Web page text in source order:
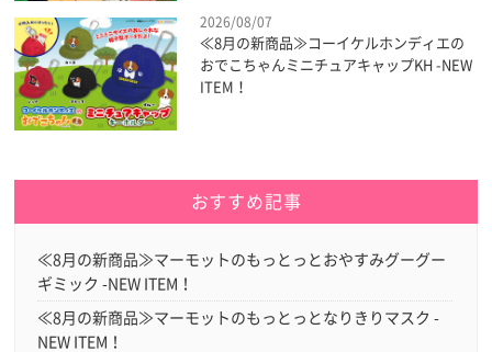
2026/08/07
≪8月の新商品≫コーイケルホンディエの
おでこちゃんミニチュアキャップKH -NEW
ITEM！
おすすめ記事
≪8月の新商品≫マーモットのもっとっとおやすみグーグー
ギミック -NEW ITEM！
≪8月の新商品≫マーモットのもっとっとなりきりマスク -
NEW ITEM！